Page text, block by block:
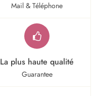
Mail & Téléphone
La plus haute qualité
Guarantee